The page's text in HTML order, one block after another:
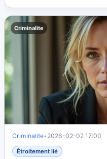
Criminalite
Criminalite• 2026-02-02 17:00
Étroitement lié